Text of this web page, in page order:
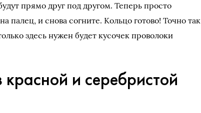
прямо друг под другом. Теперь просто
палец, и снова согните. Кольцо готово! Точно так
здесь нужен будет кусочек проволоки
и серебристой